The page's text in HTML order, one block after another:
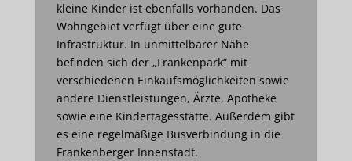
kleine Kinder ist ebenfalls vorhanden. Das
Wohngebiet verfügt über eine gute
Infrastruktur. In unmittelbarer Nähe
befinden sich der „Frankenpark“ mit
verschiedenen Einkaufsmöglichkeiten sowie
andere Dienstleistungen, Ärzte, Apotheke
sowie eine Kindertagesstätte. Außerdem gibt
es eine regelmäßige Busverbindung in die
Frankenberger Innenstadt.